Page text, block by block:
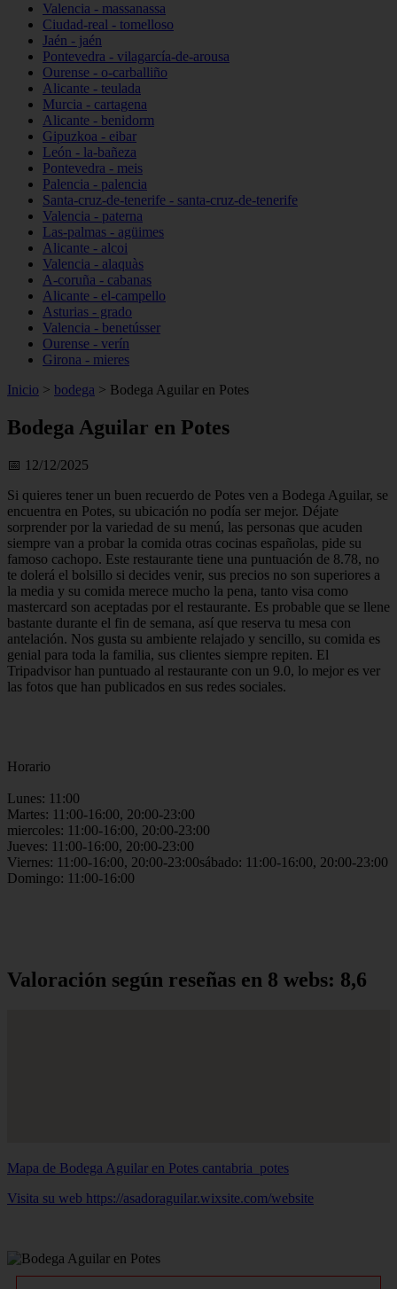
Valencia - massanassa
Ciudad-real - tomelloso
Jaén - jaén
Pontevedra - vilagarcía-de-arousa
Ourense - o-carballiño
Alicante - teulada
Murcia - cartagena
Alicante - benidorm
Gipuzkoa - eibar
León - la-bañeza
Pontevedra - meis
Palencia - palencia
Santa-cruz-de-tenerife - santa-cruz-de-tenerife
Valencia - paterna
Las-palmas - agüimes
Alicante - alcoi
Valencia - alaquàs
A-coruña - cabanas
Alicante - el-campello
Asturias - grado
Valencia - benetússer
Ourense - verín
Girona - mieres
Inicio > bodega > Bodega Aguilar en Potes
Bodega Aguilar en Potes
📅 12/12/2025
Si quieres tener un buen recuerdo de Potes ven a Bodega Aguilar, se
encuentra en Potes, su ubicación no podía ser mejor. Déjate
sorprender por la variedad de su menú, las personas que acuden
siempre van a probar la comida otras cocinas españolas, pide su
famoso cachopo. Este restaurante tiene una puntuación de 8.78, no
te dolerá el bolsillo si decides venir, sus precios no son superiores a
la media y su comida merece mucho la pena, tanto visa como
mastercard son aceptadas por el restaurante. Es probable que se llene
bastante durante el fin de semana, así que reserva tu mesa con
antelación. Nos gusta su ambiente relajado y sencillo, su comida es
genial para toda la familia, sus clientes siempre repiten. El
Tripadvisor han puntuado al restaurante con un 9.0, lo mejor es ver
las fotos que han publicados en sus redes sociales.
Horario
Lunes: 11:00
Martes: 11:00-16:00, 20:00-23:00
miercoles: 11:00-16:00, 20:00-23:00
Jueves: 11:00-16:00, 20:00-23:00
Viernes: 11:00-16:00, 20:00-23:00sábado: 11:00-16:00, 20:00-23:00
Domingo: 11:00-16:00
Valoración según reseñas en 8 webs: 8,6
Mapa de Bodega Aguilar en Potes cantabria_potes
Visita su web https://asadoraguilar.wixsite.com/website